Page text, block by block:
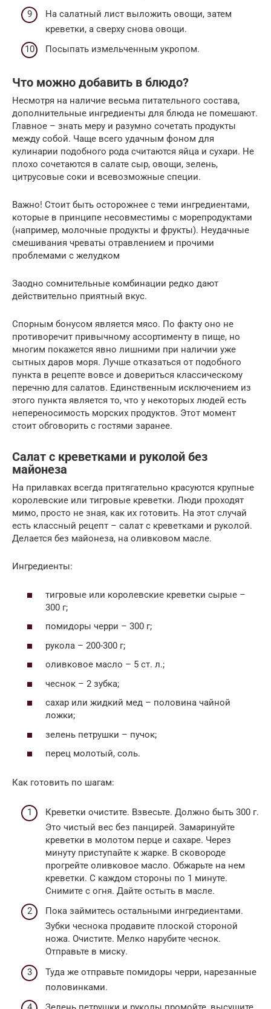
На салатный лист выложить овощи, затем
креветки, а сверху снова овощи.
Посыпать измельченным укропом.
Что можно добавить в блюдо?
Несмотря на наличие весьма питательного состава,
дополнительные ингредиенты для блюда не помешают.
Главное – знать меру и разумно сочетать продукты
между собой. Чаще всего удачным фоном для
кулинарии подобного рода считаются яйца и сухари. Не
плохо сочетаются в салате сыр, овощи, зелень,
цитрусовые соки и всевозможные специи.
Важно! Стоит быть осторожнее с теми ингредиентами,
которые в принципе несовместимы с морепродуктами
(например, молочные продукты и фрукты). Неудачные
смешивания чреваты отравлением и прочими
проблемами с желудком
Заодно сомнительные комбинации редко дают
действительно приятный вкус.
Спорным бонусом является мясо. По факту оно не
противоречит привычному ассортименту в пище, но
многим покажется явно лишними при наличии уже
сытных даров моря. Лучше отказаться от подобного
пункта в рецепте вовсе и довериться классическому
перечню для салатов. Единственным исключением из
этого пункта является то, что у некоторых людей есть
непереносимость морских продуктов. Этот момент
стоит обговорить с гостями заранее.
Салат с креветками и руколой без
майонеза
На прилавках всегда притягательно красуются крупные
королевские или тигровые креветки. Люди проходят
мимо, просто не зная, как их готовить. На этот случай
есть классный рецепт – салат с креветками и руколой.
Делается без майонеза, на оливковом масле.
Ингредиенты:
тигровые или королевские креветки сырые –
300 г;
помидоры черри – 300 г;
рукола – 200-300 г;
оливковое масло – 5 ст. л.;
чеснок – 2 зубка;
сахар или жидкий мед – половина чайной
ложки;
зелень петрушки – пучок;
перец молотый, соль.
Как готовить по шагам:
Креветки очистите. Взвесьте. Должно быть 300 г.
Это чистый вес без панцирей. Замаринуйте
креветки в молотом перце и сахаре. Через
минуту приступайте к жарке. В сковороде
прогрейте оливковое масло. Обжарьте на нем
креветки. С каждом стороны по 1 минуте.
Снимите с огня. Дайте остыть в масле.
Пока займитесь остальными ингредиентами.
Зубки чеснока продавите плоской стороной
ножа. Очистите. Мелко нарубите чеснок.
Отправьте в миску.
Туда же отправьте помидоры черри, нарезанные
половинками.